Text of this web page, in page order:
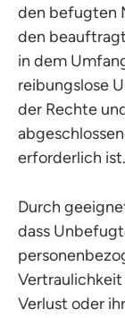
den befugten
den
in dem
reibungslose
der Rechte
erforderlich ist.
Durch
dass
Verlust oder